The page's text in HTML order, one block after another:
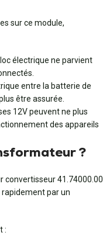
sur ce module,
électrique ne parvient
entre la batterie de
être assurée.
12V peuvent ne plus
des appareils
?
convertisseur 41.74000.00
par un
: